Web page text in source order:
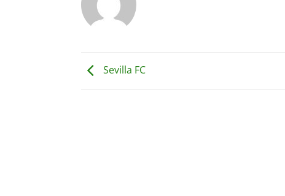
Sevilla FC